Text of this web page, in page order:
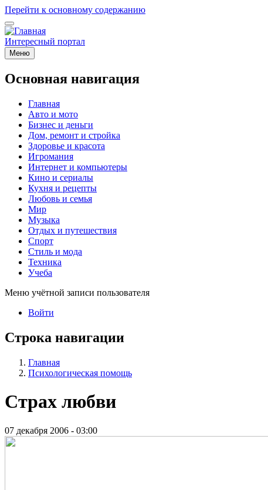
Перейти к основному содержанию
Интересный портал
Меню
Основная навигация
Главная
Авто и мото
Бизнес и деньги
Дом, ремонт и стройка
Здоровье и красота
Игромания
Интернет и компьютеры
Кино и сериалы
Кухня и рецепты
Любовь и семья
Мир
Музыка
Отдых и путешествия
Спорт
Стиль и мода
Техника
Учеба
Меню учётной записи пользователя
Войти
Строка навигации
Главная
Психологическая помощь
Страх любви
07 декабря 2006 - 03:00